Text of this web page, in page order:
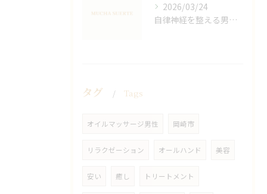
2026/03/24
自律神経を整える男性オイルマッサージ
タグ Tags
オイルマッサージ男性 岡崎市
リラクゼーション オールハンド 美容
安い 癒し トリートメント